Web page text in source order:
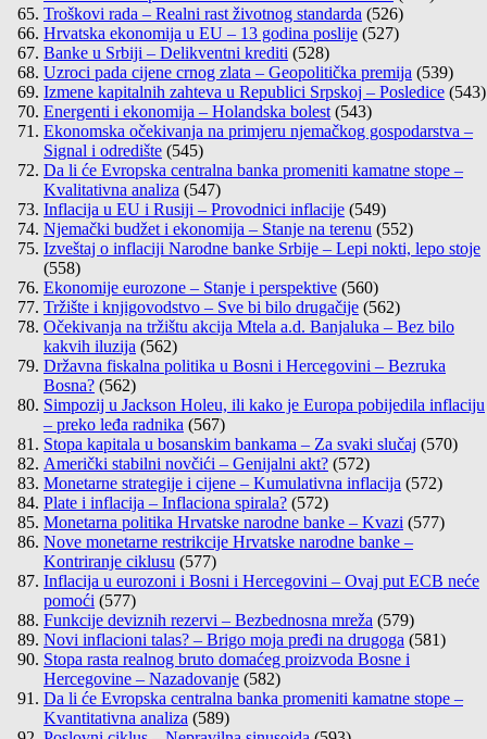
Troškovi rada – Realni rast životnog standarda (526)
Hrvatska ekonomija u EU – 13 godina poslije (527)
Banke u Srbiji – Delikventni krediti (528)
Uzroci pada cijene crnog zlata – Geopolitička premija (539)
Izmene kapitalnih zahteva u Republici Srpskoj – Posledice (543)
Energenti i ekonomija – Holandska bolest (543)
Ekonomska očekivanja na primjeru njemačkog gospodarstva –
Signal i odredište (545)
Da li će Evropska centralna banka promeniti kamatne stope –
Kvalitativna analiza (547)
Inflacija u EU i Rusiji – Provodnici inflacije (549)
Njemački budžet i ekonomija – Stanje na terenu (552)
Izveštaj o inflaciji Narodne banke Srbije – Lepi nokti, lepo stoje
(558)
Ekonomije eurozone – Stanje i perspektive (560)
Tržište i knjigovodstvo – Sve bi bilo drugačije (562)
Očekivanja na tržištu akcija Mtela a.d. Banjaluka – Bez bilo
kakvih iluzija (562)
Državna fiskalna politika u Bosni i Hercegovini – Bezruka
Bosna? (562)
Simpozij u Jackson Holeu, ili kako je Europa pobijedila inflaciju
– preko leđa radnika (567)
Stopa kapitala u bosanskim bankama – Za svaki slučaj (570)
Američki stabilni novčići – Genijalni akt? (572)
Monetarne strategije i cijene – Kumulativna inflacija (572)
Plate i inflacija – Inflaciona spirala? (572)
Monetarna politika Hrvatske narodne banke – Kvazi (577)
Nove monetarne restrikcije Hrvatske narodne banke –
Kontriranje ciklusu (577)
Inflacija u eurozoni i Bosni i Hercegovini – Ovaj put ECB neće
pomoći (577)
Funkcije deviznih rezervi – Bezbednosna mreža (579)
Novi inflacioni talas? – Brigo moja pređi na drugoga (581)
Stopa rasta realnog bruto domaćeg proizvoda Bosne i
Hercegovine – Nazadovanje (582)
Da li će Evropska centralna banka promeniti kamatne stope –
Kvantitativna analiza (589)